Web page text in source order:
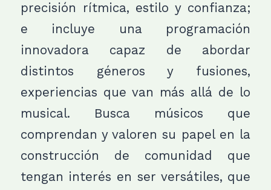
precisión rítmica, estilo y confianza;
e incluye una programación
innovadora capaz de abordar
distintos géneros y fusiones,
experiencias que van más allá de lo
musical. Busca músicos que
comprendan y valoren su papel en la
construcción de comunidad que
tengan interés en ser versátiles, que